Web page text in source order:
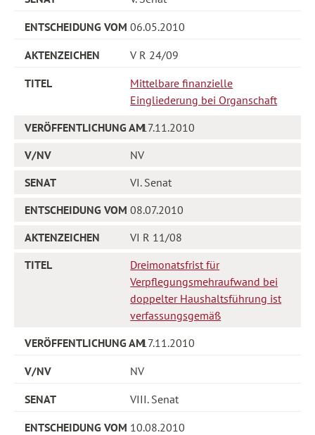
06.05.2010
V R 24/09
Mittelbare finanzielle
Eingliederung bei Organschaft
17.11.2010
NV
VI. Senat
08.07.2010
VI R 11/08
Dreimonatsfrist für
Verpflegungsmehraufwand bei
doppelter Haushaltsführung ist
verfassungsgemäß
17.11.2010
NV
VIII. Senat
10.08.2010